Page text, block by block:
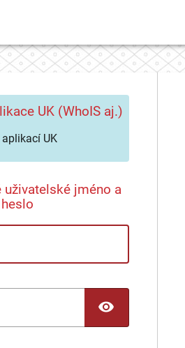
UK (WhoIS aj.)
UK
uživatelské jméno a
heslo